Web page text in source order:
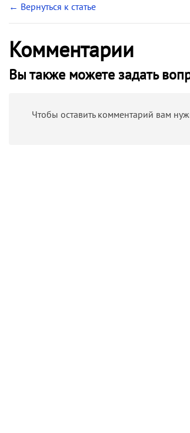
← Вернуться к статье
Комментарии
Вы также можете задать
Чтобы оставить комментарий вам